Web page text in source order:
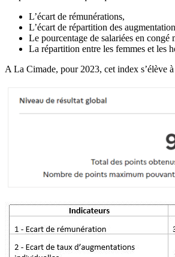
L’écart de rémunérations,
L’écart de répartition des
Le pourcentage de salariées en congé
La répartition entre les femmes et les
A La Cimade, pour 2023, cet index s’élève à